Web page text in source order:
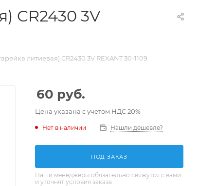
CR2430 3V
литиевая) CR2430 3V REXANT 30-1109
60 руб.
Цена указана с учетом НДС 20%
Нет в наличии Нашли дешевле?
ПОД ЗАКАЗ
Наши менеджеры обязательно свяжутся с вами
и уточнят условия заказа